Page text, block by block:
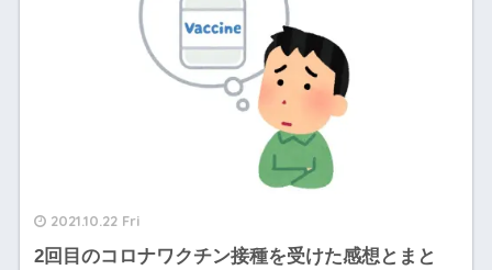
2021.10.22 Fri
2回目のコロナワクチン接種を受けた感想とまと